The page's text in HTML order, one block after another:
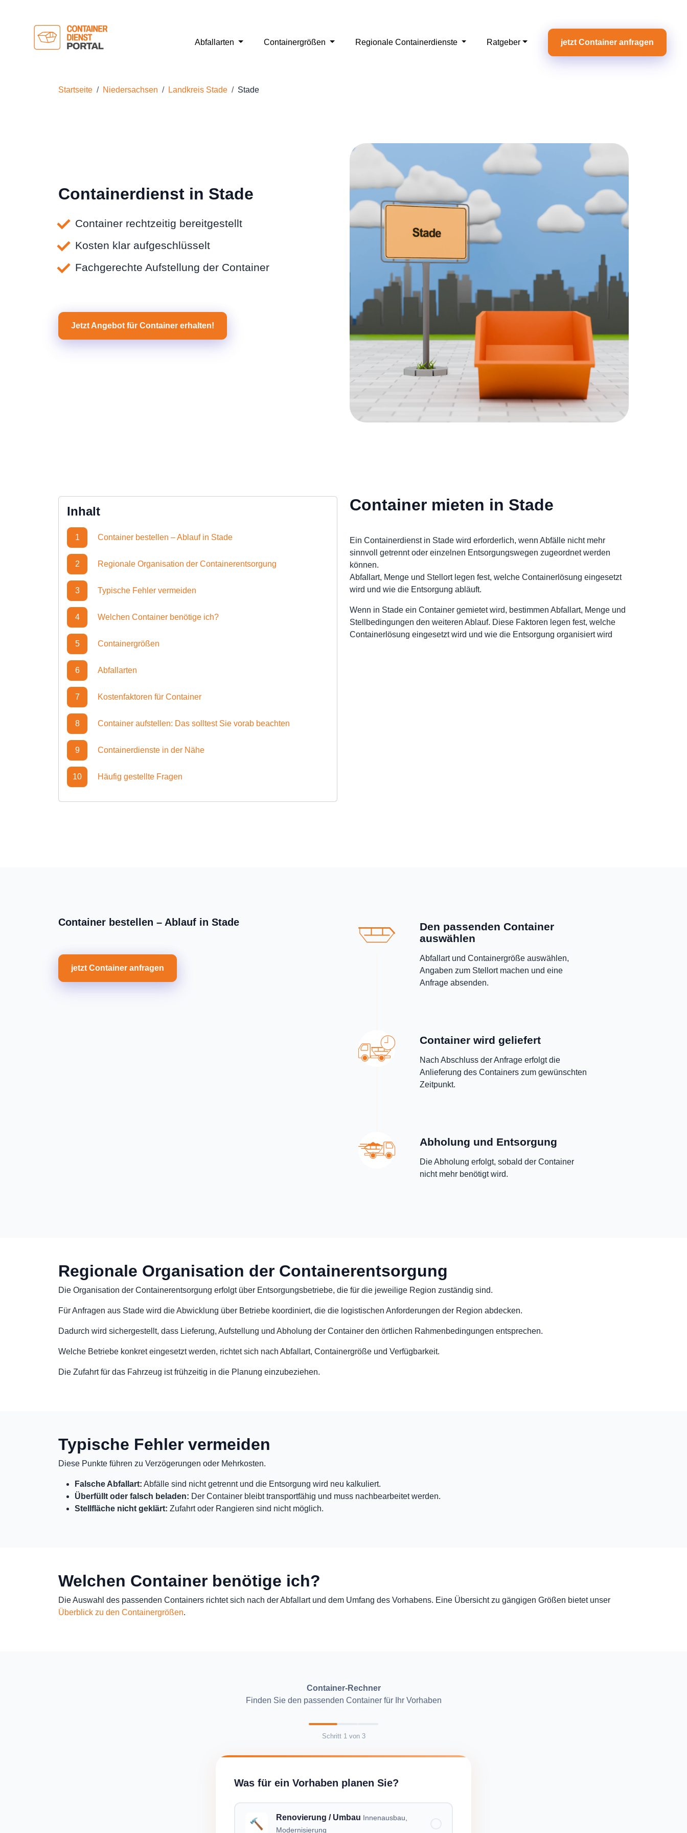
Abfallarten Containergrößen Regionale Containerdienste Ratgeber jetzt Container anfragen
Startseite Niedersachsen Landkreis Stade Stade
Containerdienst in Stade
Container rechtzeitig bereitgestellt
Kosten klar aufgeschlüsselt
Fachgerechte Aufstellung der Container
Jetzt Angebot für Container erhalten!
Inhalt
1 Container bestellen – Ablauf in Stade
2 Regionale Organisation der Containerentsorgung
3 Typische Fehler vermeiden
4 Welchen Container benötige ich?
5 Containergrößen
6 Abfallarten
7 Kostenfaktoren für Container
8 Container aufstellen: Das solltest Sie vorab beachten
9 Containerdienste in der Nähe
10 Häufig gestellte Fragen
Container mieten in Stade
Ein Containerdienst in Stade wird erforderlich, wenn Abfälle nicht mehr
sinnvoll getrennt oder einzelnen Entsorgungswegen zugeordnet werden
können.
Abfallart, Menge und Stellort legen fest, welche Containerlösung eingesetzt
wird und wie die Entsorgung abläuft.
Wenn in Stade ein Container gemietet wird, bestimmen Abfallart, Menge und
Stellbedingungen den weiteren Ablauf. Diese Faktoren legen fest, welche
Containerlösung eingesetzt wird und wie die Entsorgung organisiert wird
Container bestellen – Ablauf in Stade
jetzt Container anfragen
Den passenden Container
auswählen
Abfallart und Containergröße auswählen,
Angaben zum Stellort machen und eine
Anfrage absenden.
Container wird geliefert
Nach Abschluss der Anfrage erfolgt die
Anlieferung des Containers zum gewünschten
Zeitpunkt.
Abholung und Entsorgung
Die Abholung erfolgt, sobald der Container
nicht mehr benötigt wird.
Regionale Organisation der Containerentsorgung
Die Organisation der Containerentsorgung erfolgt über Entsorgungsbetriebe, die für die jeweilige Region zuständig sind.
Für Anfragen aus Stade wird die Abwicklung über Betriebe koordiniert, die die logistischen Anforderungen der Region abdecken.
Dadurch wird sichergestellt, dass Lieferung, Aufstellung und Abholung der Container den örtlichen Rahmenbedingungen entsprechen.
Welche Betriebe konkret eingesetzt werden, richtet sich nach Abfallart, Containergröße und Verfügbarkeit.
Die Zufahrt für das Fahrzeug ist frühzeitig in die Planung einzubeziehen.
Typische Fehler vermeiden
Diese Punkte führen zu Verzögerungen oder Mehrkosten.
Falsche Abfallart: Abfälle sind nicht getrennt und die Entsorgung wird neu kalkuliert.
Überfüllt oder falsch beladen: Der Container bleibt transportfähig und muss nachbearbeitet werden.
Stellfläche nicht geklärt: Zufahrt oder Rangieren sind nicht möglich.
Welchen Container benötige ich?
Die Auswahl des passenden Containers richtet sich nach der Abfallart und dem Umfang des Vorhabens. Eine Übersicht zu gängigen Größen bietet unser
Überblick zu den Containergrößen.
Container-Rechner
Finden Sie den passenden Container für Ihr Vorhaben
Schritt 1von 3
Was für ein Vorhaben planen Sie?
🔨 Renovierung / Umbau
Innenausbau,
Modernisierung